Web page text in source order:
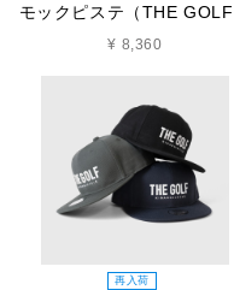
モックピステ（THE GOLF
¥ 8,360
再入荷